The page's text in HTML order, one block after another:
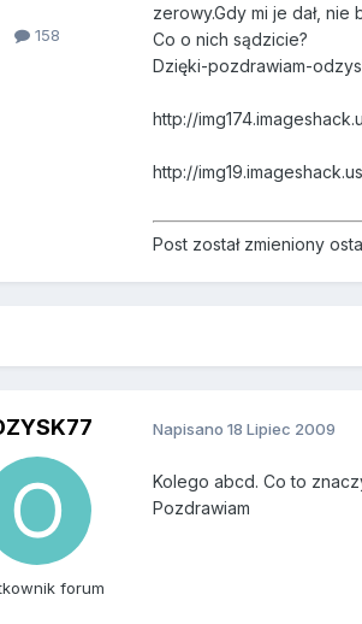
158
zerowy.Gdy mi je dał,
Co o nich sądzicie?
Dzięki-pozdrawiam-
http://
http://
Post został zmieniony
forum
Napisano18 Lipiec 2009
Kolego abcd. Co to
Pozdrawiam